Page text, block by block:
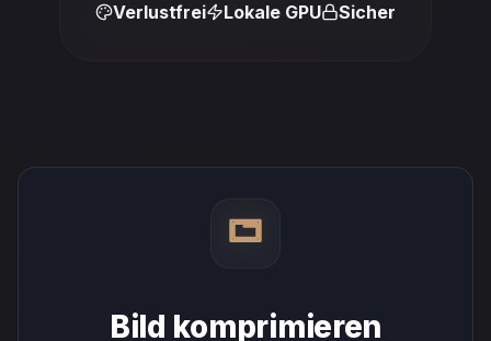
Verlustfrei Lokale GPU Sicher
Bild komprimieren